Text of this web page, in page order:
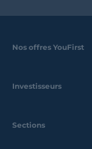
Nos offres YouFirst
Investisseurs
Sections